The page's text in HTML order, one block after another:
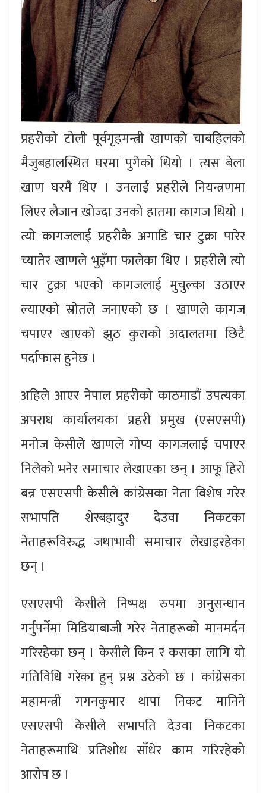
प्रहरीको टोली पूर्वगृहमन्त्री खाणको चाबहिलको
मैजुबहालस्थित घरमा पुगेको थियो । त्यस बेला
खाण घरमै थिए । उनलाई प्रहरीले नियन्त्रणमा
लिएर लैजान खोज्दा उनको हातमा कागज थियो ।
त्यो कागजलाई प्रहरीकै अगाडि चार टुक्रा पारेर
च्यातेर खाणले भुइँमा फालेका थिए । प्रहरीले त्यो
चार टुक्रा भएको कागजलाई मुचुल्का उठाएर
ल्याएको स्राेतले जनाएकाे छ । खाणले कागज
चपाएर खाएकाे झुठ कुराको अदालतमा छिटै
पर्दाफास हुनेछ ।
अहिले आएर नेपाल प्रहरीको काठमाडौं उपत्यका
अपराध कार्यालयका प्रहरी प्रमुख (एसएसपी)
मनोज केसीले खाणले गोप्य कागजलाई चपाएर
निलेको भनेर समाचार लेखाएका छन् । आफू हिरो
बन्न एसएसपी केसीले कांग्रेसका नेता विशेष गरेर
सभापति शेरबहादुर देउवा निकटका
नेताहरूविरुद्ध जथाभावी समाचार लेखाइरहेका
छन् ।
एसएसपी केसीले निष्पक्ष रुपमा अनुसन्धान
गर्नुपर्नेमा मिडियाबाजी गरेर नेताहरूको मानमर्दन
गरिरहेका छन् । केसीले किन र कसका लागि यो
गतिविधि गरेका हुन् प्रश्न उठेको छ । कांग्रेसका
महामन्त्री गगनकुमार थापा निकट मानिने
एसएसपी केसीले सभापति देउवा निकटका
नेताहरूमाथि प्रतिशोध साँधेर काम गरिरहेको
आरोप छ ।